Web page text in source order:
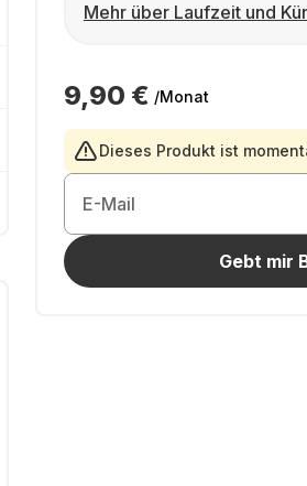
Mehr über Laufzeit und
9,90 € /Monat
Dieses Produkt ist
E-Mail
Gebt mir